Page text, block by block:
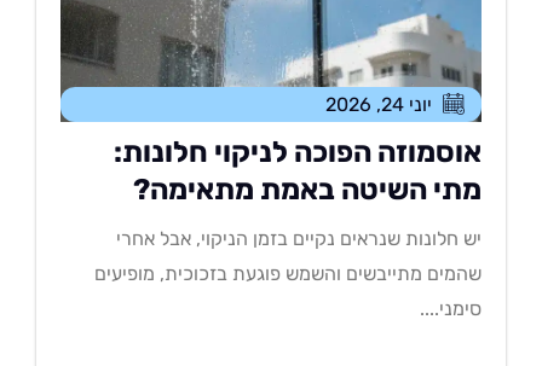
יוני 24, 2026
הפוכה לניקוי חלונות:
השיטה באמת מתאימה?
חלונות שנראים נקיים בזמן הניקוי, אבל אחרי
מתייבשים והשמש פוגעת בזכוכית, מופיעים